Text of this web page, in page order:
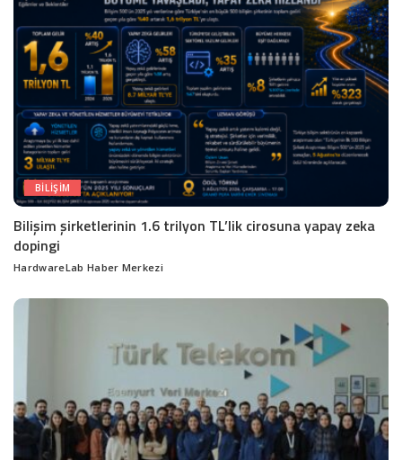
BILIŞIM
Bilişim şirketlerinin 1.6 trilyon TL’lik cirosuna yapay zeka
dopingi
Posted
HardwareLab Haber Merkezi